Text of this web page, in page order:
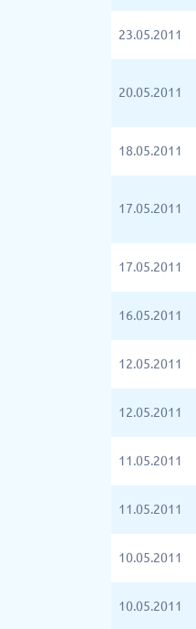
23.05.2011
20.05.2011
18.05.2011
17.05.2011
17.05.2011
16.05.2011
12.05.2011
12.05.2011
11.05.2011
11.05.2011
10.05.2011
10.05.2011